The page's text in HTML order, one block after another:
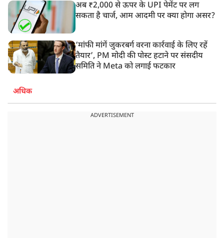
अब ₹2,000 से ऊपर के UPI पेमेंट पर लग
सकता है चार्ज, आम आदमी पर क्या होगा असर?
‘मांफी मांगें जुकरबर्ग वरना कार्रवाई के लिए रहें
तैयार’, PM मोदी की पोस्ट हटाने पर संसदीय
समिति ने Meta को लगाई फटकार
अधिक
ADVERTISEMENT